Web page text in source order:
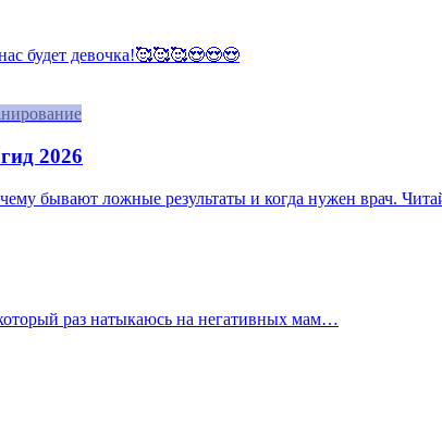
будет девочка!🥰🥰🥰😍😍😍
2026
бывают ложные результаты и когда нужен врач.
раз натыкаюсь на негативных мам…